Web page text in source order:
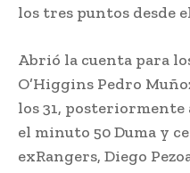
los tres puntos desde
Abrió la cuenta para
O’Higgins Pedro
los 31,
el minuto 50 Duma y
exRangers, Diego